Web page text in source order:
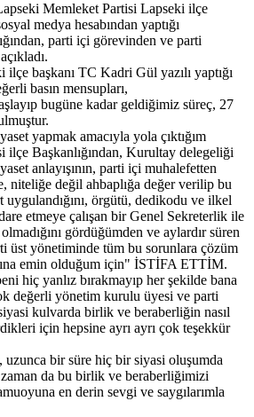
Memleket Partisi Lapseki ilçe
medya hesabından yaptığı
parti içi görevinden ve parti
başkanı TC Kadri Gül yazılı yaptığı
basın mensupları,
bugüne kadar geldiğimiz süreç, 27
yapmak amacıyla yola çıktığım
ilçe Başkanlığından, Kurultay delegeliği
anlayışının, parti içi muhalefetten
niteliğe değil ahbaplığa değer verilip bu
örgütü, dedikodu ve ilkel
etmeye çalışan bir Genel Sekreterlik ile
gördüğümden ve aylardır süren
üst yönetiminde tüm bu sorunlara çözüm
emin olduğum için" İSTİFA ETTİM.
hiç yanlız bırakmayıp her şekilde bana
değerli yönetim kurulu üyesi ve parti
kulvarda birlik ve beraberliğin nasıl
için hepsine ayrı ayrı çok teşekkür
uzunca bir süre hiç bir siyasi oluşumda
da bu birlik ve beraberliğimizi
en derin sevgi ve saygılarımla